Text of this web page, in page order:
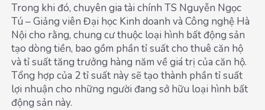
Trong khi đó, chuyên gia tài chính TS Nguyễn Ngọc
Tú – Giảng viên Đại học Kinh doanh và Công nghệ Hà
Nội cho rằng, chung cư thuộc loại hình bất động sản
tạo dòng tiền, bao gồm phần tỉ suất cho thuê căn hộ
và tỉ suất tăng trưởng hàng năm về giá trị của căn hộ.
Tổng hợp của 2 tỉ suất này sẽ tạo thành phần tỉ suất
lợi nhuận cho những người đang sở hữu loại hình bất
động sản này.